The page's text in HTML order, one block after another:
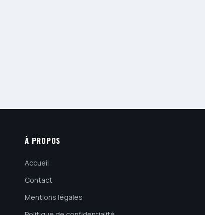
À PROPOS
Accueil
Contact
Mentions légales